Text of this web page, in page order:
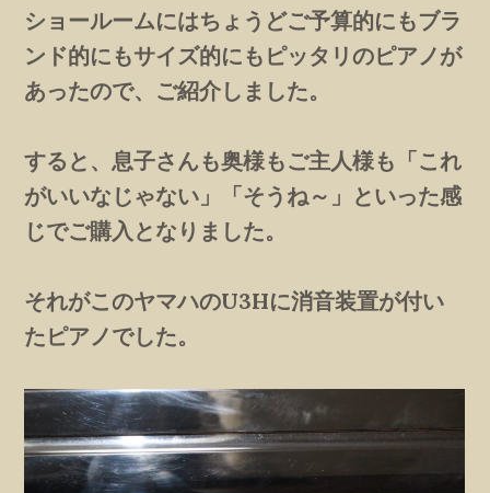
ショールームにはちょうどご予算的にもブラ
ンド的にもサイズ的にもピッタリのピアノが
あったので、ご紹介しました。
すると、息子さんも奥様もご主人様も「これ
がいいなじゃない」「そうね～」といった感
じでご購入となりました。
それがこのヤマハのU3Hに消音装置が付い
たピアノでした。